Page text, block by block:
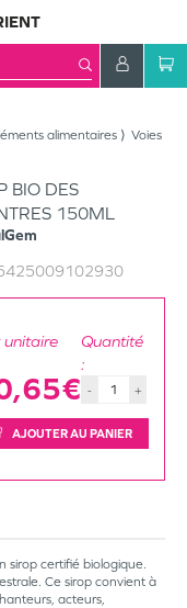
alimentaires
Voies
BIO DES
150ML
unitaire
Quantité
:
- +
AJOUTER AU PANIER
sirop certifié biologique.
Ce sirop convient à
acteurs,